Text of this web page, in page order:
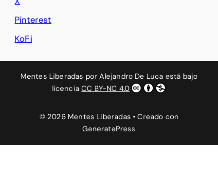
Pinterest
KoFi
Mentes Liberadas porAlejandro De Luca está bajo
licenciaCC BY-NC 4.0
© 2026 Mentes Liberadas • Creado con
GeneratePress